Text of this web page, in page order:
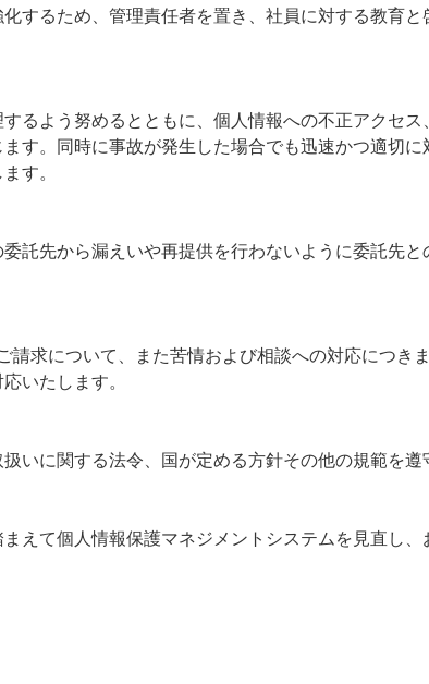
するため、管理責任者を置き、社員に対する教育と
るよう努めるとともに、個人情報への不正アクセス
す。同時に事故が発生した場合でも迅速かつ適切に
す。
託先から漏えいや再提供を行わないように委託先
請求について、また苦情および相談への対応につき
いたします。
いに関する法令、国が定める方針その他の規範を遵
えて個人情報保護マネジメントシステムを見直し、